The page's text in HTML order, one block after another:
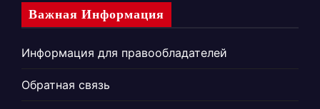
Важная Информация
Информация для правообладателей
Обратная связь